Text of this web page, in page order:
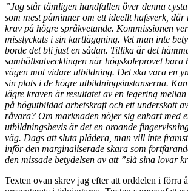
”Jag står tämligen handfallen över denna
som mest påminner om ett ideellt hafsverk, där
krav på högre språkvetande. Kommissionen
misslyckats i sin kartläggning. Vet man inte
borde det bli just en sådan. Tillika är det
samhällsutvecklingen när högskoleprovet bara
vägen mot vidare utbildning. Det ska vara en
sin plats i de högre utbildningsinstanserna.
lägre kraven är resultatet av en legering
på högutbildad arbetskraft och ett underskott
råvara? Om marknaden nöjer sig enbart med
utbildningsbevis är det en oroande
väg. Dags att sluta plädera, man vill inte
inför den marginaliserade skara som
den missade betydelsen av att ”slå sina lovar
Texten ovan skrev jag efter att orddelen i förra